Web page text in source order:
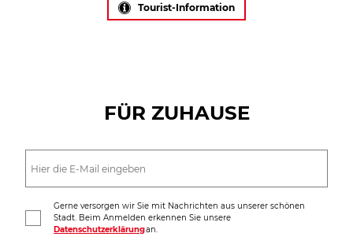
Tourist-Information
FÜR ZUHAUSE
Gerne versorgen wir Sie mit Nachrichten aus unserer schönen
Stadt. Beim Anmelden erkennen Sie unsere
Datenschutzerklärungan.